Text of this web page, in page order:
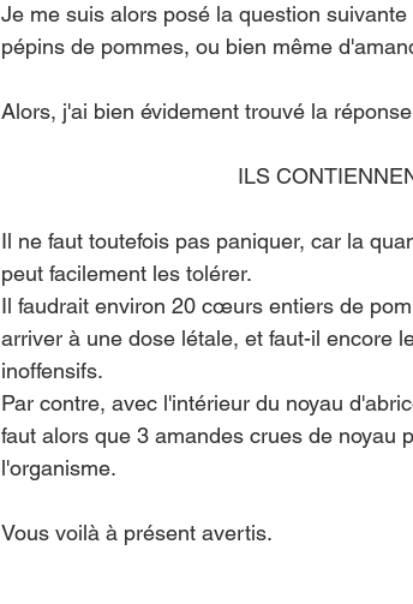
Je me suis alors posé la question
pépins de pommes, ou bien même
Alors, j'ai bien évidement trouvé la
ILS
Il ne faut toutefois pas paniquer, car la
peut facilement les tolérer.
Il faudrait environ 20 cœurs entiers de
arriver à une dose létale, et faut-il encore
inoffensifs.
Par contre, avec l'intérieur du noyau
faut alors que 3 amandes crues de noyau
l'organisme.
Vous voilà à présent avertis.